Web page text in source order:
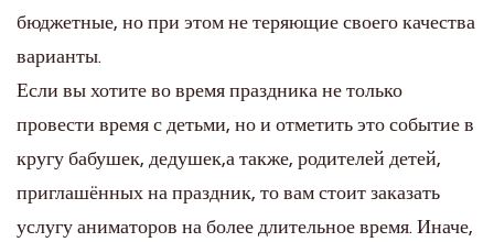
бюджетные, но при этом не теряющие своего качества
варианты.
Если вы хотите во время праздника не только
провести время с детьми, но и отметить это событие в
кругу бабушек, дедушек,а также, родителей детей,
приглашённых на праздник, то вам стоит заказать
услугу аниматоров на более длительное время. Иначе,